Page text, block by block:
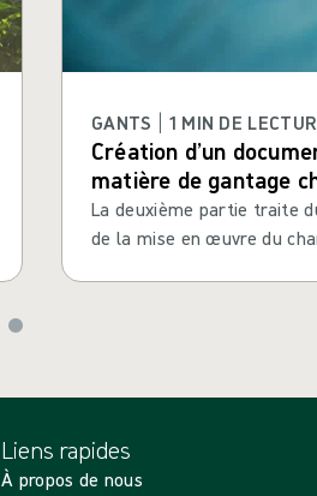
GANTS | 1 MIN DE
Création d’un
matière de gantage
La deuxième partie traite
de la mise en œuvre du
Liens rapides
À propos de nous